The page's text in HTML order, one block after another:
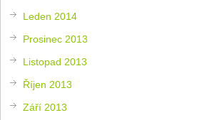
Leden 2014
Prosinec 2013
Listopad 2013
Říjen 2013
Září 2013